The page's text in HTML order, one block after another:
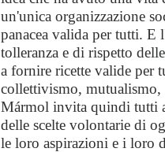
un'unica organizzazione
panacea valida per tutti. E
tolleranza e di rispetto
a fornire ricette valide per
collettivismo,
Mármol invita quindi tutti
delle scelte volontarie di
le loro aspirazioni e i loro